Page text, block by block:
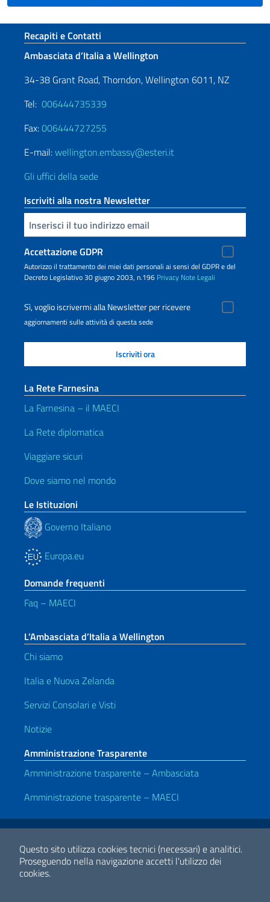
Questo sito utilizza cookies tecnici (necessari) e analitici.
Proseguendo nella navigazione accetti l'utilizzo dei
cookies.
Sezione footer
Recapiti e Contatti
Ambasciata d’Italia a Wellington
34-38 Grant Road, Thorndon, Wellington 6011, NZ
Tel: 006444735339
Fax:006444727255
E-mail:wellington.embassy@esteri.it
Gli uffici della sede
Iscriviti alla nostra Newsletter
Inserisci la tua email
Accettazione GDPR
Autorizzo il trattamento dei miei dati personali ai sensi del GDPR e del
Decreto Legislativo 30 giugno 2003, n.196 Privacy Note Legali
Sì, voglio iscrivermi alla Newsletter per ricevere
aggiornamenti sulle attività di questa sede
La Rete Farnesina
La Farnesina – il MAECI
La Rete diplomatica
Viaggiare sicuri
Dove siamo nel mondo
Le Istituzioni
Governo Italiano
Europa.eu
Domande frequenti
Faq – MAECI
L’Ambasciata d’Italia a Wellington
Chi siamo
Italia e Nuova Zelanda
Servizi Consolari e Visti
Notizie
Amministrazione Trasparente
Amministrazione trasparente – Ambasciata
Amministrazione trasparente – MAECI
Link Utili